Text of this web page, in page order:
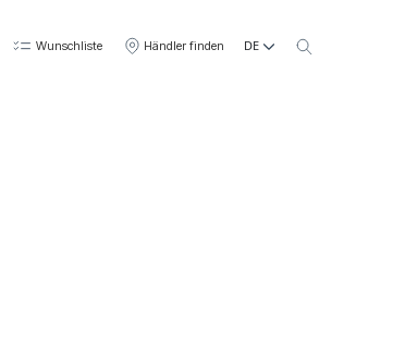
Wunschliste Händler finden DE